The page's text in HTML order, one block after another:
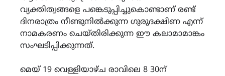
വ്യക്തിത്വങ്ങളെ പങ്കെടുപ്പിച്ചുകൊണ്ടാണ് രണ്ട്
ദിനരാത്രം നീണ്ടുനിൽക്കുന്ന ഗുരുദക്ഷിണ എന്ന്
നാമകരണം ചെയ്തിരിക്കുന്ന ഈ കലാമാമാങ്കം
സംഘടിപ്പിക്കുന്നത്.
മെയ് 19 വെള്ളിയാഴ്ച രാവിലെ 8 30ന്